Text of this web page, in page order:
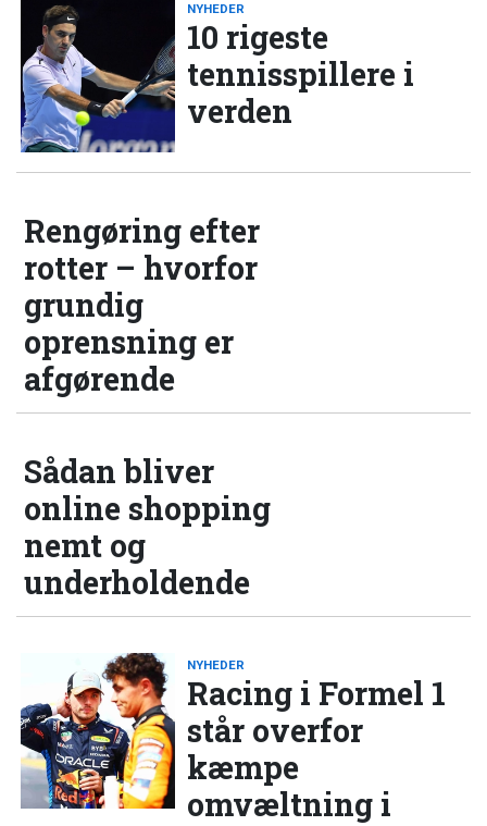
NYHEDER
10 rigeste
tennisspillere i
verden
Rengøring efter
rotter – hvorfor
grundig
oprensning er
afgørende
Sådan bliver
online shopping
nemt og
underholdende
NYHEDER
Racing i Formel 1
står overfor
kæmpe
omvæltning i